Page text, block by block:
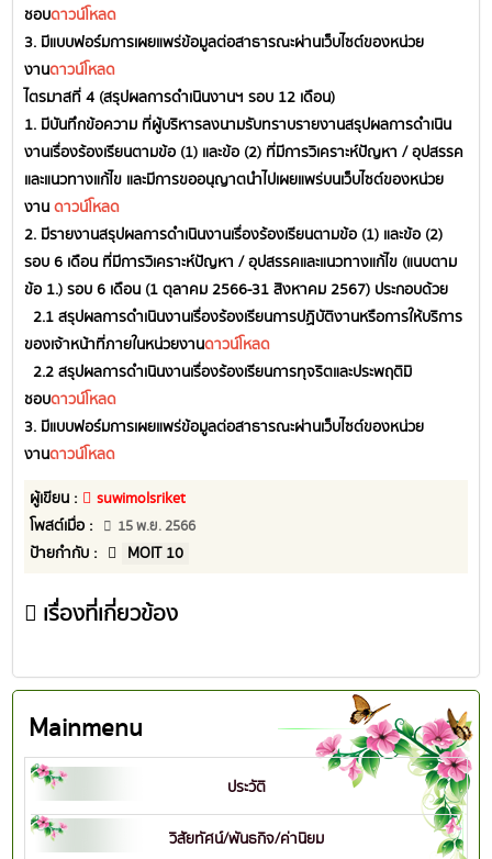
ชอบดาวน์โหลด
3. มีแบบฟอร์มการเผยแพร่ข้อมูลต่อสาธารณะผ่านเว็บไซต์ของหน่วย
งานดาวน์โหลด
ไตรมาสที่ 4 (สรุปผลการดำเนินงานฯ รอบ 12 เดือน)
1. มีบันทึกข้อความ ที่ผู้บริหารลงนามรับทราบรายงานสรุปผลการดำเนิน
งานเรื่องร้องเรียนตามข้อ (1) และข้อ (2) ที่มีการวิเคราะห์ปัญหา / อุปสรรค
และแนวทางแก้ไข และมีการขออนุญาตนำไปเผยแพร่บนเว็บไซต์ของหน่วย
งานดาวน์โหลด
2. มีรายงานสรุปผลการดำเนินงานเรื่องร้องเรียนตามข้อ (1) และข้อ (2)
รอบ 6 เดือน ที่มีการวิเคราะห์ปัญหา / อุปสรรคและแนวทางแก้ไข (แนบตาม
ข้อ 1.) รอบ 6 เดือน (1 ตุลาคม 2566-31 สิงหาคม 2567) ประกอบด้วย
2.1 สรุปผลการดำเนินงานเรื่องร้องเรียนการปฏิบัติงานหรือการให้บริการ
ของเจ้าหน้าที่ภายในหน่วยงานดาวน์โหลด
2.2 สรุปผลการดำเนินงานเรื่องร้องเรียนการทุจริตและประพฤติมิ
ชอบดาวน์โหลด
3. มีแบบฟอร์มการเผยแพร่ข้อมูลต่อสาธารณะผ่านเว็บไซต์ของหน่วย
งานดาวน์โหลด
ผู้เขียน :
suwimolsriket
โพสต์เมื่อ :
15 พ.ย. 2566
ป้ายกำกับ : MOIT 10
เรื่องที่เกี่ยวข้อง
Mainmenu
ประวัติ
วิสัยทัศน์/พันธกิจ/ค่านิยม